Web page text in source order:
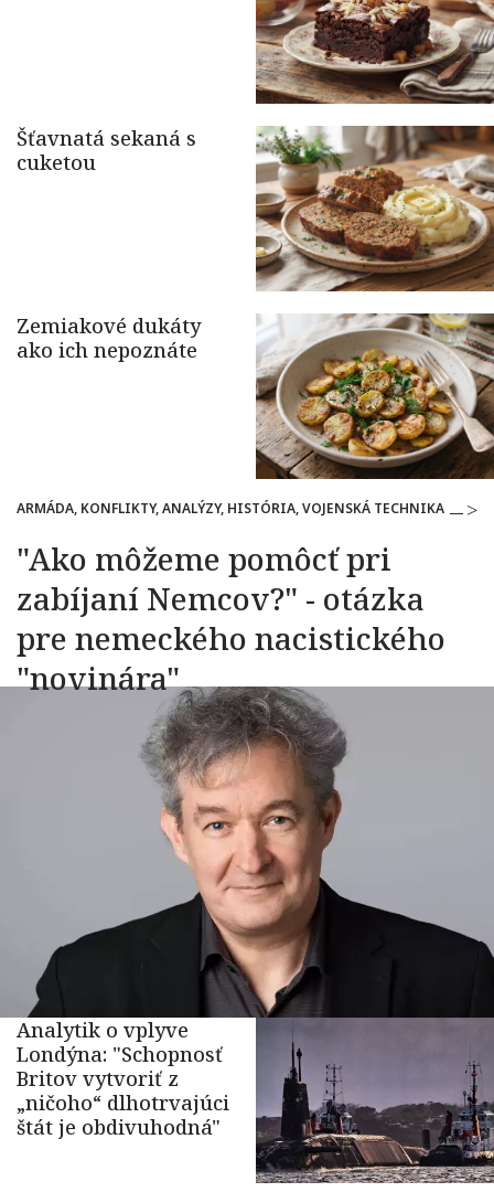
ARMÁDA, KONFLIKTY, ANALÝZY, HISTÓRIA, VOJENSKÁ TECHNIKA